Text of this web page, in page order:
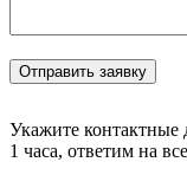
Укажите контактные
1 часа, ответим на